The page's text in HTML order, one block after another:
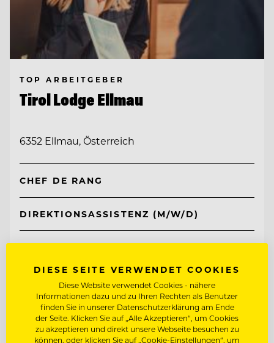
TOP ARBEITGEBER
Tirol Lodge Ellmau
6352 Ellmau, Österreich
CHEF DE RANG
DIREKTIONSASSISTENZ (M/W/D)
DIESE SEITE VERWENDET COOKIES
Diese Website verwendet Cookies - nähere
Informationen dazu und zu Ihren Rechten als Benutzer
finden Sie in unserer Datenschutzerklärung am Ende
der Seite. Klicken Sie auf „Alle Akzeptieren“, um Cookies
zu akzeptieren und direkt unsere Webseite besuchen zu
können, oder klicken Sie auf „Cookie-Einstellungen“, um